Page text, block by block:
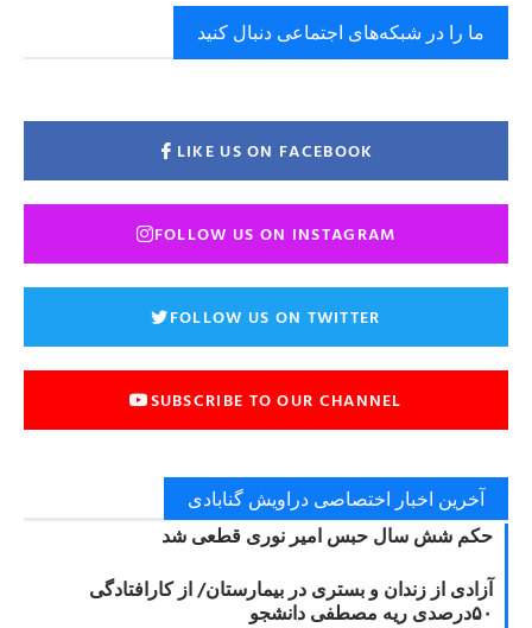
ما را در شبکه‌های اجتماعی دنبال کنید
LIKE US ON FACEBOOK
FOLLOW US ON INSTAGRAM
FOLLOW US ON TWITTER
SUBSCRIBE TO OUR CHANNEL
آخرین اخبار اختصاصی دراویش گنابادی
حکم شش سال حبس امیر نوری قطعی شد
آزادی از زندان و بستری در بیمارستان/ از کارافتادگی
۵۰درصدی ریه مصطفی دانشجو